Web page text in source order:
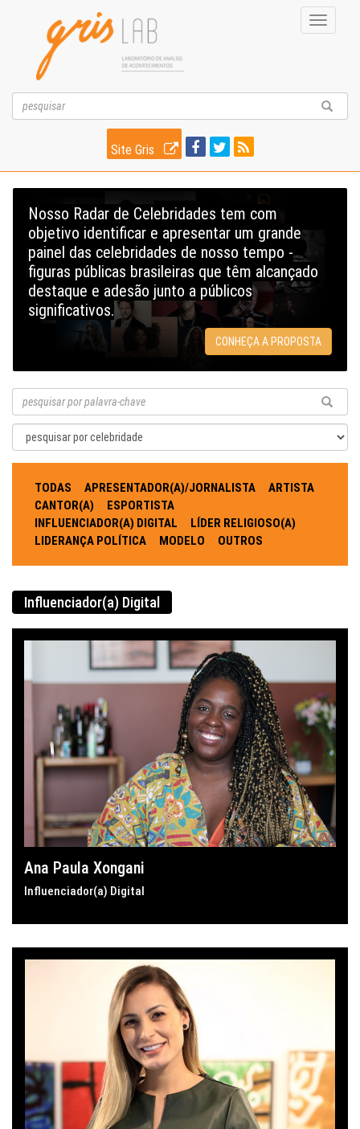
Toggle
Site Gris
Nosso Radar de Celebridades tem com
objetivo identificar e apresentar um grande
painel das celebridades de nosso tempo -
figuras públicas brasileiras que têm alcançado
destaque e adesão junto a públicos
significativos.
CONHEÇA A PROPOSTA
TODAS APRESENTADOR(A)/JORNALISTA
ARTISTA
CANTOR(A)
ESPORTISTA
INFLUENCIADOR(A) DIGITAL
LÍDER RELIGIOSO(A)
LIDERANÇA POLÍTICA
MODELO OUTROS
Influenciador(a) Digital
Ana Paula Xongani
Influenciador(a) Digital